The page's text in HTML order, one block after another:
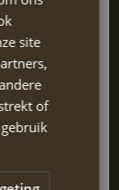
aanwezige
we werden
op Patmos!),
site
of